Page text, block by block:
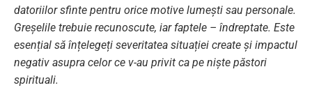
datoriilor sfinte pentru orice motive lumești sau personale.
Greșelile trebuie recunoscute, iar faptele – îndreptate. Este
esențial să înțelegeți severitatea situației create și impactul
negativ asupra celor ce v-au privit ca pe niște păstori
spirituali.